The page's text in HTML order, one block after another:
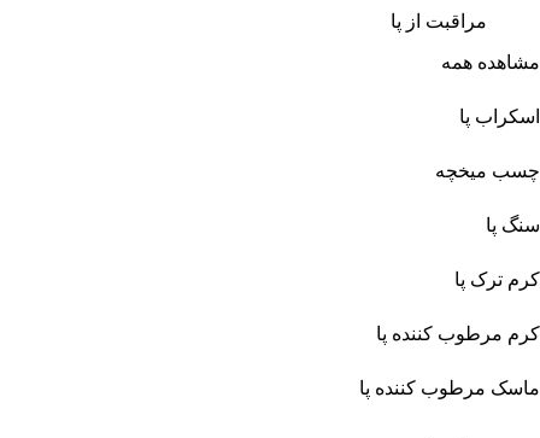
مراقبت از پا
مشاهده همه
اسکراب پا
چسب میخچه
سنگ پا
کرم ترک پا
کرم مرطوب کننده پا
ماسک مرطوب کننده پا